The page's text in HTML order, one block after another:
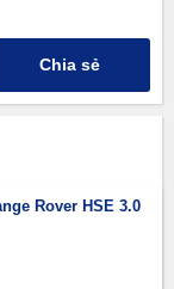
Chia sẻ
Rover HSE 3.0